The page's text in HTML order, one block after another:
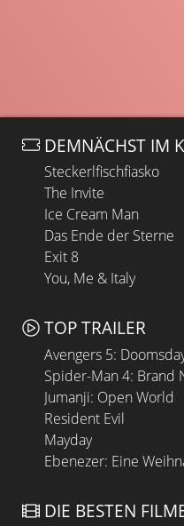
DEMNÄCHST IM
Steckerlfischfiasko
The Invite
Ice Cream Man
Das Ende der Sterne
Exit 8
You, Me & Italy
TOP TRAILER
Avengers 5:
Spider-Man 4: Brand
Jumanji: Open World
Resident Evil
Mayday
Ebenezer: Eine
DIE BESTEN